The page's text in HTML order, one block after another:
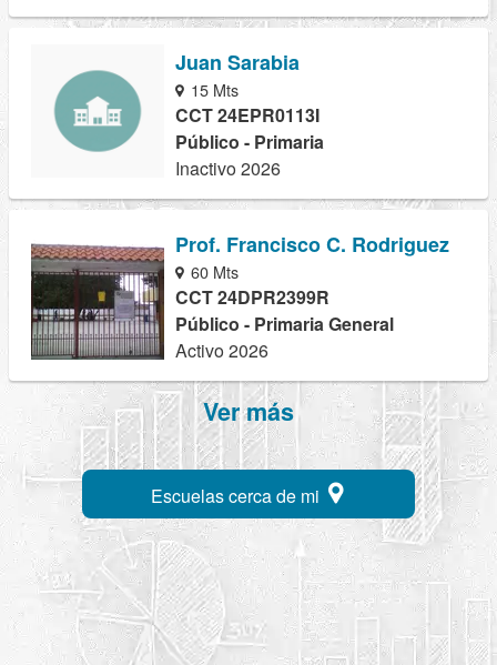
Juan Sarabia
15 Mts
CCT 24EPR0113I
Público - Primaria
Inactivo 2026
Prof. Francisco C. Rodriguez
60 Mts
CCT 24DPR2399R
Público - Primaria General
Activo 2026
Ver más
Escuelas cerca de mi